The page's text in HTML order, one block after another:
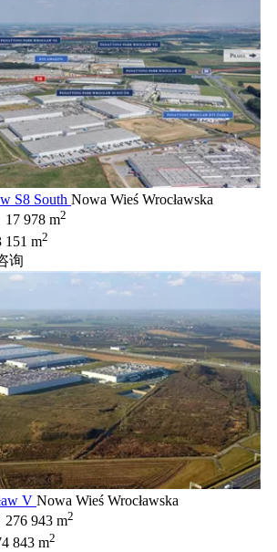
S8 South Nowa Wieś Wrocławska
17 978 m2
151 m2
询
V Nowa Wieś Wrocławska
276 943 m2
843 m2